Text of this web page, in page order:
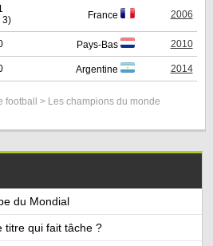
3)
France 2006
Pays-Bas 2010
Argentine 2014
football > Les champions du monde
du Mondial
titre qui fait tâche ?